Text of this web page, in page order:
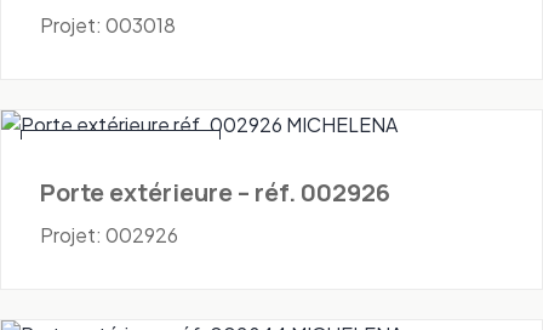
Projet: 003018
Porte extérieure – réf. 002926
Projet: 002926